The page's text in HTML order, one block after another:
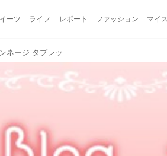
ーツ ライフ レポート ファッション マイ
新定番プロテオグリカンがイイ♪「ファインネージ タブレットタイプ」